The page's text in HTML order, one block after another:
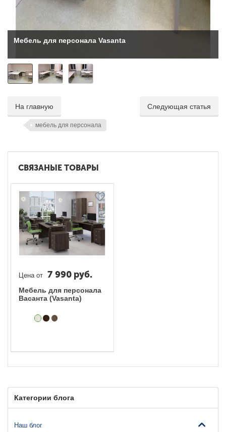
Мебель для персонала Vasanta
На главную Следующая статья
мебель для персонала
СВЯЗАНЫЕ ТОВАРЫ
Цена от 7 990 руб.
Мебель для персонала
Васанта (Vasanta)
Категории блога
Наш блог